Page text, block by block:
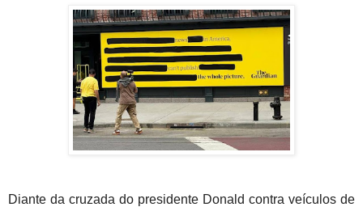
Diante da cruzada do presidente Donald contra veículos de